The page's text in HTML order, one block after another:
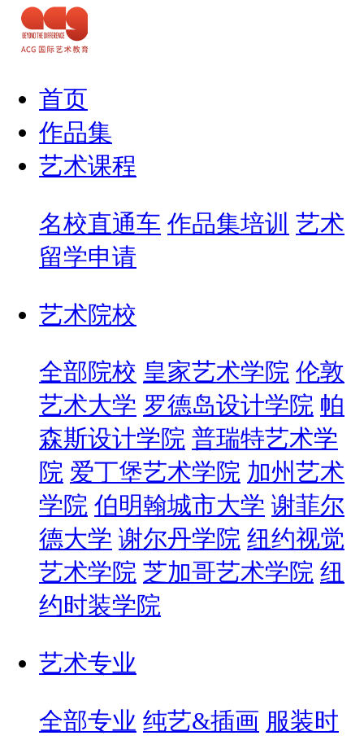
首页
作品集
艺术课程
名校直通车 作品集培训 艺术
留学申请
艺术院校
全部院校 皇家艺术学院 伦敦
艺术大学 罗德岛设计学院 帕
森斯设计学院 普瑞特艺术学
院 爱丁堡艺术学院 加州艺术
学院 伯明翰城市大学 谢菲尔
德大学 谢尔丹学院 纽约视觉
艺术学院 芝加哥艺术学院 纽
约时装学院
艺术专业
全部专业 纯艺&插画 服装时